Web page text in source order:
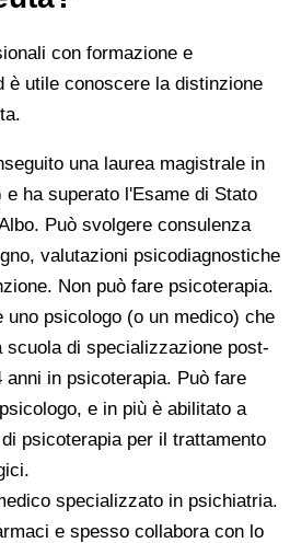
con formazione e
è utile conoscere la distinzione
una laurea magistrale in
e ha superato l'Esame di Stato
Può svolgere consulenza
valutazioni psicodiagnostiche
Non può fare psicoterapia.
uno psicologo (o un medico) che
scuola di specializzazione post-
anni in psicoterapia. Può fare
e in più è abilitato a
psicoterapia per il trattamento
specializzato in psichiatria.
e spesso collabora con lo